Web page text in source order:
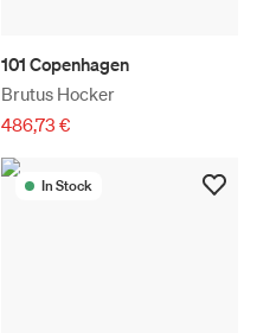
101 Copenhagen
Brutus Hocker
486,73 €
In Stock